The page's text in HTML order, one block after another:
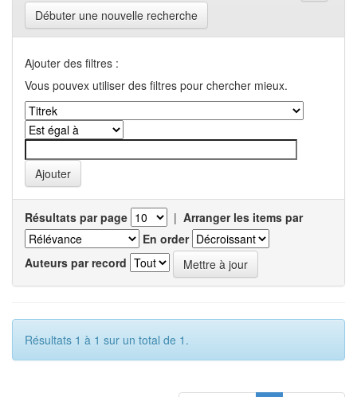
Débuter une nouvelle recherche
Ajouter des filtres :
Vous pouvex utiliser des filtres pour chercher mieux.
Résultats par page | Arranger les items par
En order
Auteurs par record
Résultats 1 à 1 sur un total de 1.